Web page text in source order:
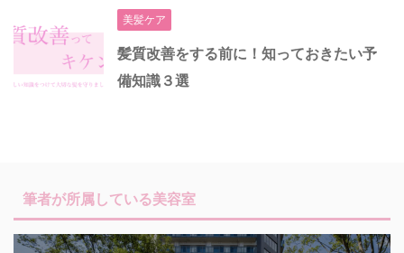
美髪ケア
髪質改善をする前に！知っておきたい予
備知識３選
筆者が所属している美容室